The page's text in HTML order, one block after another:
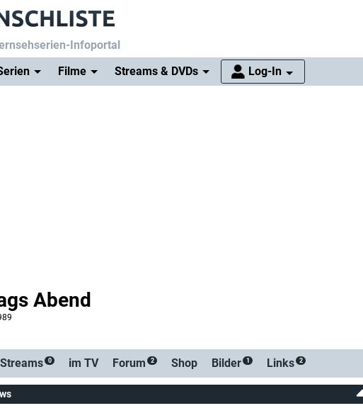
Infoportal
Filme Streams & DVDs Log-In
Abend
Streams 0 im TV Forum 2 Shop Bilder 1 Links 2